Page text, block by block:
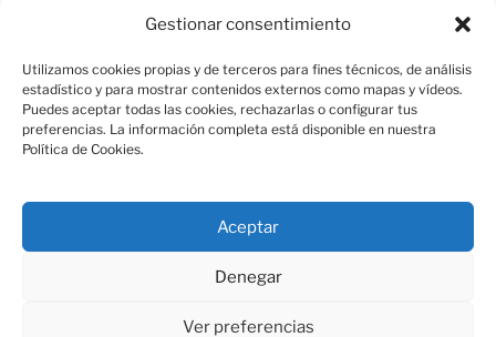
Gestionar consentimiento
Utilizamos cookies propias y de terceros para fines técnicos, de análisis
estadístico y para mostrar contenidos externos como mapas y vídeos.
Puedes aceptar todas las cookies, rechazarlas o configurar tus
preferencias. La información completa está disponible en nuestra
Política de Cookies.
Aceptar
Denegar
Ver preferencias
Casa de Jornada, Calle Duque de Medinacelli 11